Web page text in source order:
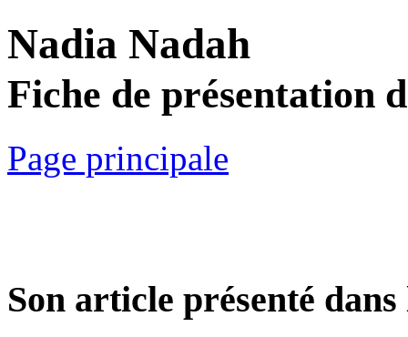
Nadia Nadah
Fiche de présentation
Page principale
Son article présenté